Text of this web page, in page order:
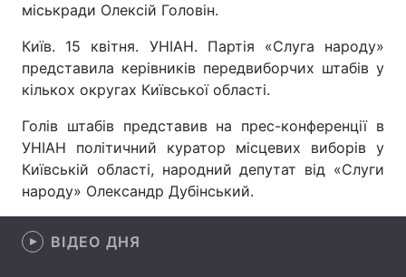
Головна Війна
Україна Політика
Економіка Світ
Спорт Наука
Техно і зв'язок Лайт
Зброя Інциденти
Здоров'я
міськради Олексій Головін.
Київ. 15 квітня. УНІАН. Партія «Слуга народу»
представила керівників передвиборчих штабів у
кількох округах Київської області.
Голів штабів представив на прес-конференції в
УНІАН політичний куратор місцевих виборів у
Київській області, народний депутат від «Слуги
народу» Олександр Дубінський.
ВІДЕО ДНЯ